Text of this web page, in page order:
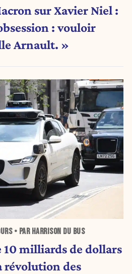
sur Xavier Niel :
: vouloir
Arnault. »
• PAR HARRISON DU BUS
10 milliards de dollars
des